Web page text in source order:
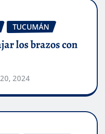
TUCUMÁN
los brazos con
2024